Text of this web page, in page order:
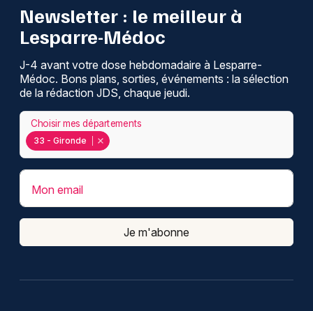
Newsletter : le meilleur à
Lesparre-Médoc
J-4 avant votre dose hebdomadaire à Lesparre-
Médoc. Bons plans, sorties, événements : la sélection
de la rédaction JDS, chaque jeudi.
33 - Gironde
Choisir mes départements
Mon email
Je m'abonne